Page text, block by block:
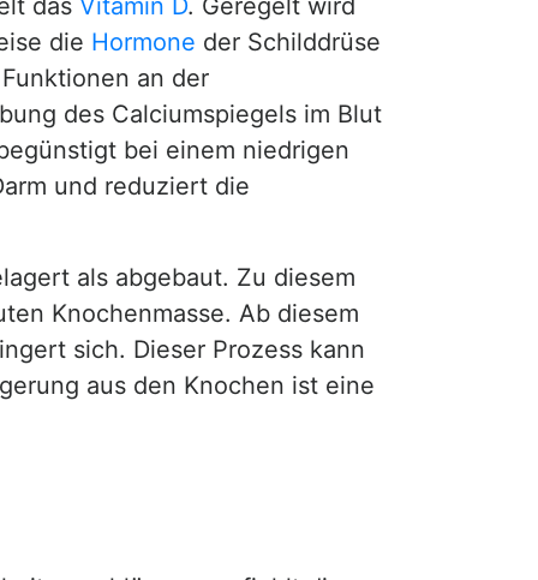
das Vitamin D. Geregelt wird
die Hormone der Schilddrüse
an der
des Calciumspiegels im Blut
bei einem niedrigen
und reduziert die
als abgebaut. Zu diesem
Knochenmasse. Ab diesem
sich. Dieser Prozess kann
aus den Knochen ist eine